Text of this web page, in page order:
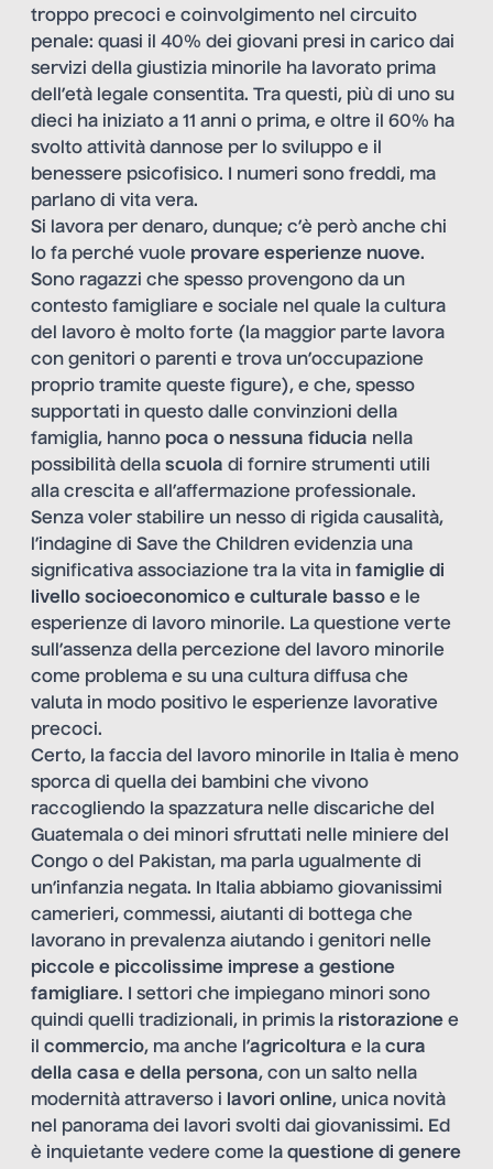
troppo precoci e coinvolgimento nel circuito
penale: quasi il 40% dei giovani presi in carico dai
servizi della giustizia minorile ha lavorato prima
dell’età legale consentita. Tra questi, più di uno su
dieci ha iniziato a 11 anni o prima, e oltre il 60% ha
svolto attività dannose per lo sviluppo e il
benessere psicofisico. I numeri sono freddi, ma
parlano di vita vera.
Si lavora per denaro, dunque; c’è però anche chi
lo fa perché vuole provare esperienze nuove.
Sono ragazzi che spesso provengono da un
contesto famigliare e sociale nel quale la cultura
del lavoro è molto forte (la maggior parte lavora
con genitori o parenti e trova un’occupazione
proprio tramite queste figure), e che, spesso
supportati in questo dalle convinzioni della
famiglia, hanno poca o nessuna fiducia nella
possibilità della scuola di fornire strumenti utili
alla crescita e all’affermazione professionale.
Senza voler stabilire un nesso di rigida causalità,
l’indagine di Save the Children evidenzia una
significativa associazione tra la vita in famiglie di
livello socioeconomico e culturale basso e le
esperienze di lavoro minorile. La questione verte
sull’assenza della percezione del lavoro minorile
come problema e su una cultura diffusa che
valuta in modo positivo le esperienze lavorative
precoci.
Certo, la faccia del lavoro minorile in Italia è meno
sporca di quella dei bambini che vivono
raccogliendo la spazzatura nelle discariche del
Guatemala o dei minori sfruttati nelle miniere del
Congo o del Pakistan, ma parla ugualmente di
un’infanzia negata. In Italia abbiamo giovanissimi
camerieri, commessi, aiutanti di bottega che
lavorano in prevalenza aiutando i genitori nelle
piccole e piccolissime imprese a gestione
famigliare. I settori che impiegano minori sono
quindi quelli tradizionali, in primis la ristorazione e
il commercio, ma anche l’agricoltura e la cura
della casa e della persona, con un salto nella
modernità attraverso i lavori online, unica novità
nel panorama dei lavori svolti dai giovanissimi. Ed
è inquietante vedere come la questione di genere